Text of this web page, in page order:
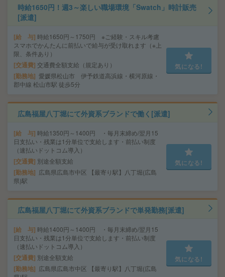
時給1650円！週3～楽しい職場環境「Swatch」時計販売
[派遣]
給 与 時給1650円～1750円 ※ご経験・スキル考慮
スマホでかんたんに前払いで給与が受け取れます（※上
限、条件あり）
交通費 交通費全額支給（規定あり）
勤務地 愛媛県松山市 伊予鉄道高浜線・横河原線・
郡中線 松山市駅 徒歩5分
気になる!
広島福屋八丁堀にて外資系ブランドで働く[派遣]
給 与 時給1350円～1400円 ・毎月末締め/翌月15
日支払い・残業は1分単位で支給します・前払い制度
（速払いドットコム導入）
交通費 別途全額支給
勤務地
広島県広島市中区 【最寄り駅】八丁堀(広島
県)駅
気になる!
広島福屋八丁堀にて外資系ブランドで単発勤務[派遣]
給 与 時給1400円～1400円 ・毎月末締め/翌月15
日支払い・残業は1分単位で支給します・前払い制度
（速払いドットコム導入）
交通費 別途全額支給
勤務地
広島県広島市中区 【最寄り駅】八丁堀(広島
気になる!